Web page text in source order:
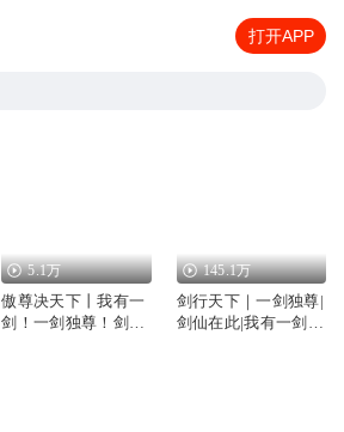
打开APP
5.1万
傲尊决天下丨我有一
剑！一剑独尊！剑
145.1万
剑行天下｜一剑独尊|
剑仙在此|我有一剑|